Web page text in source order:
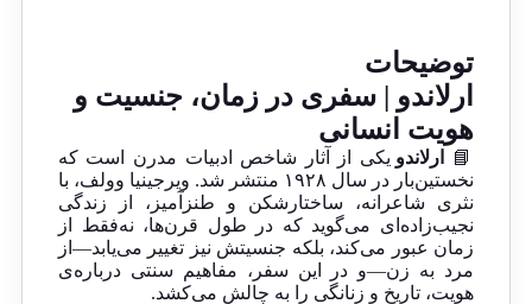
توضیحات
ارلاندو | سفری در زمان، جنسیت و
هویت انسانی
📘 ارلاندو یکی از آثار شاخص ادبیات مدرن است که
نخستین‌بار در سال ۱۹۲۸ منتشر شد. ویرجینیا وولف، با
نثری شاعرانه، ساختارشکن و طنزآمیز، از زندگی
نجیب‌زاده‌ای می‌گوید که در طول قرن‌ها، نه‌فقط از
زمان عبور می‌کند، بلکه جنسیتش نیز تغییر می‌یابد—از
مرد به زن—و در این سفر، مفاهیم سنتی درباره‌ی
هویت، تاریخ و زنانگی را به چالش می‌کشد.